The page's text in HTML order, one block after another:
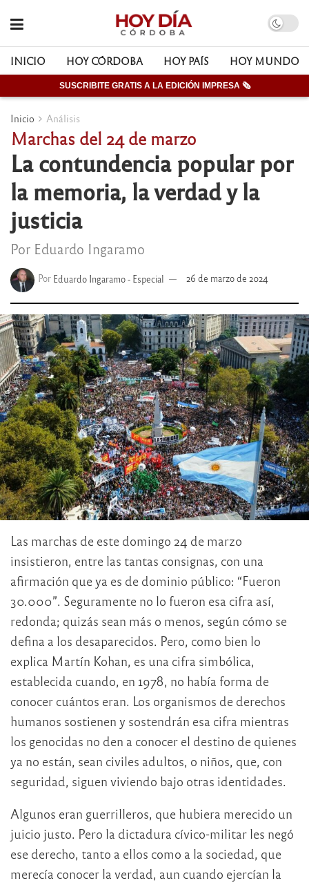
INICIO HOY CÓRDOBA HOY PAÍS HOY MUNDO
SUSCRIBITE GRATIS A LA EDICIÓN IMPRESA 🗞
Inicio Análisis
Marchas del 24 de marzo
La contundencia popular por
la memoria, la verdad y la
justicia
Por Eduardo Ingaramo
Por Eduardo Ingaramo - Especial 26 de marzo de 2024
Las marchas de este domingo 24 de marzo
insistieron, entre las tantas consignas, con una
afirmación que ya es de dominio público: “Fueron
30.000”. Seguramente no lo fueron esa cifra así,
redonda; quizás sean más o menos, según cómo se
defina a los desaparecidos. Pero, como bien lo
explica Martín Kohan, es una cifra simbólica,
establecida cuando, en 1978, no había forma de
conocer cuántos eran. Los organismos de derechos
humanos sostienen y sostendrán esa cifra mientras
los genocidas no den a conocer el destino de quienes
ya no están, sean civiles adultos, o niños, que, con
seguridad, siguen viviendo bajo otras identidades.
Algunos eran guerrilleros, que hubiera merecido un
juicio justo. Pero la dictadura cívico-militar les negó
ese derecho, tanto a ellos como a la sociedad, que
merecía conocer la verdad, aun cuando ejercían la